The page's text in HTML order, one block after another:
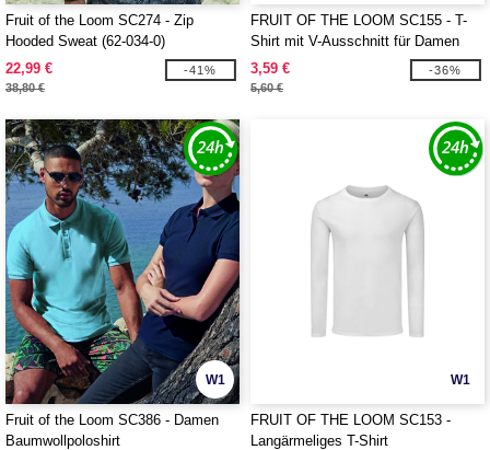
Fruit of the Loom SC274 - Zip
Hooded Sweat (62-034-0)
22,99 €
38,80 €
-41%
FRUIT OF THE LOOM SC155 - T-
Shirt mit V-Ausschnitt für Damen
3,59 €
5,60 €
-36%
W1
Fruit of the Loom SC386 - Damen
Baumwollpoloshirt
W1
FRUIT OF THE LOOM SC153 -
Langärmeliges T-Shirt